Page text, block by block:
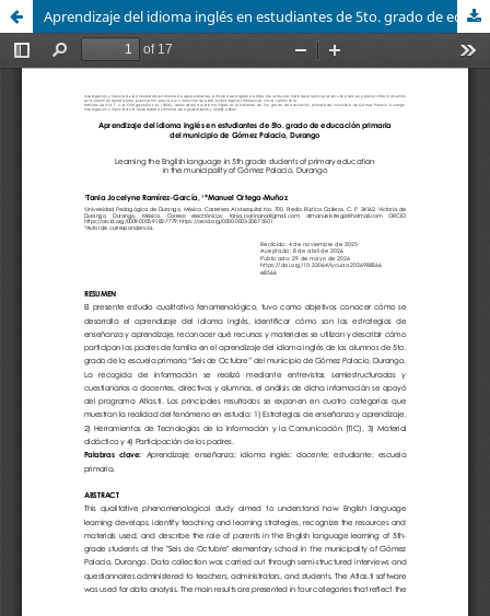
Aprendizaje del idioma inglés en estudiantes de 5to. grado de educación primaria del municipio de Gómez Palacio, Durango